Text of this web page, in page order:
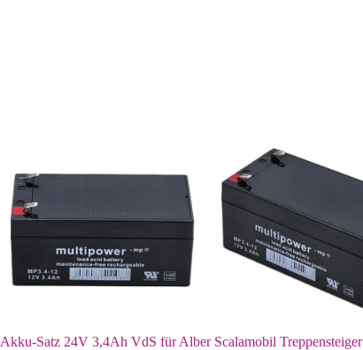
Akku-Satz 24V 3,4Ah VdS für Alber Scalamobil Treppensteiger